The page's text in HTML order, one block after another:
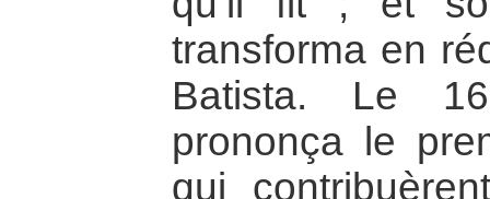
transforma en
Batista. Le
prononça le
qui